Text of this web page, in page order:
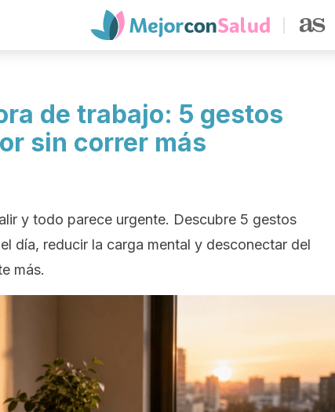
de trabajo: 5 gestos
sin correr más
y todo parece urgente. Descubre 5 gestos
día, reducir la carga mental y desconectar del
más.